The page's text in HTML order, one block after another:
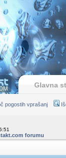
Glavna
pogostih vprašanj
forumu